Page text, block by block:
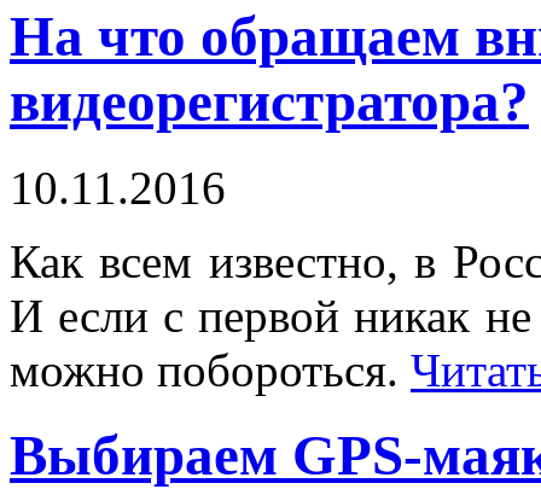
На что обращаем
видеорегистратора?
10.11.2016
Как всем известно, в
И если с первой никак
можно побороться.
Выбираем GPS-